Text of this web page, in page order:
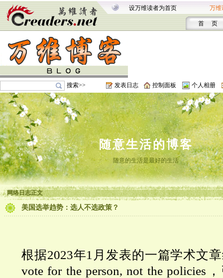
设万维读者为首页 万维
首 页
搜索>> 发表日志 控制面板 个人相册
随意生活的博客
随意的生活是最好的生活
网络日志正文
美国选举趋势：选人不选政策？
根据2023年1月发表的一篇学术文
vote for the person, not the policies